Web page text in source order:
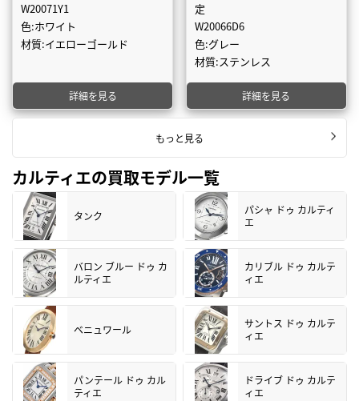
W20071Y1
色:ホワイト
材質:イエローゴールド
詳細を見る
定
W20066D6
色:グレー
材質:ステンレス
詳細を見る
もっと見る
カルティエの買取モデル一覧
タンク
パシャ ドゥ カルティ
エ
バロン ブルー ドゥ カ
ルティエ
カリブル ドゥ カルテ
ィエ
ベニュワール
サントス ドゥ カルテ
ィエ
パンテール ドゥ カル
ティエ
ドライブ ドゥ カルテ
ィエ